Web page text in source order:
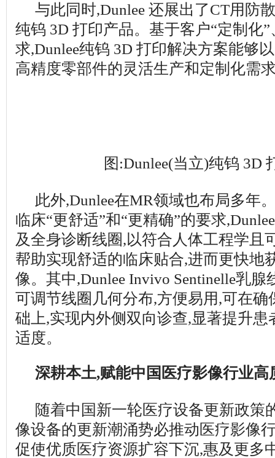
与此同时,Dunlee 还展出了CT用防
纯钨 3D 打印产品。基于客户“定制化
求,Dunlee纯钨 3D 打印解决方案能够
高精度零部件的灵活生产和定制化需
图:Dunlee(当立)纯钨 3D
此外,Dunlee在MR领域也布局多年
临床“更舒适”和“更精确”的要求
及全身诊断线圈,以符合人体工程学且
帮助实现舒适的临床贴合,进而更快地
像。其中,Dunlee Invivo Sentinelle乳
可调节线圈几何分布,方便易用,可在确
础上,实现内外侧双向诊查,显著提升患
适度。
深耕本土,赋能中国医疗影像行业高
随着中国新一轮医疗设备更新政策
像设备的更新潮涌势必推动医疗影像
促使优质医疗资源扩容下沉,惠及更多